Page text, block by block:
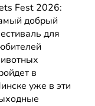
Fest 2026:
добрый
для
в
уже в эти